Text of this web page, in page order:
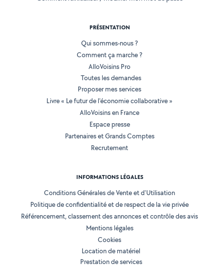
PRÉSENTATION
Qui sommes-nous ?
Comment ça marche ?
AlloVoisins Pro
Toutes les demandes
Proposer mes services
Livre « Le futur de l'économie collaborative »
AlloVoisins en France
Espace presse
Partenaires et Grands Comptes
Recrutement
INFORMATIONS LÉGALES
Conditions Générales de Vente et d'Utilisation
Politique de confidentialité et de respect de la vie privée
Référencement, classement des annonces et contrôle des avis
Mentions légales
Cookies
Location de matériel
Prestation de services